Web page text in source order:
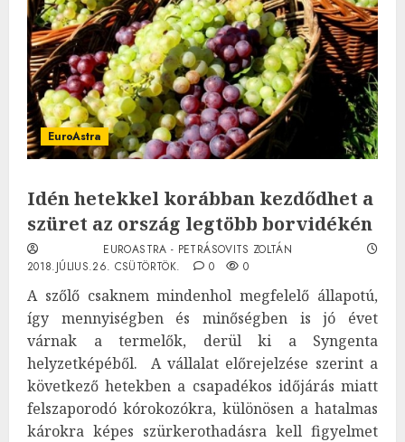
EuroAstra
Idén hetekkel korábban kezdődhet a
szüret az ország legtöbb borvidékén
EUROASTRA - PETRÁSOVITS ZOLTÁN
2018.JÚLIUS.26. CSÜTÖRTÖK.
0 0
A szőlő csaknem mindenhol megfelelő állapotú,
így mennyiségben és minőségben is jó évet
várnak a termelők, derül ki a Syngenta
helyzetképéből. A vállalat előrejelzése szerint a
következő hetekben a csapadékos időjárás miatt
felszaporodó kórokozókra, különösen a hatalmas
károkra képes szürkerothadásra kell figyelmet